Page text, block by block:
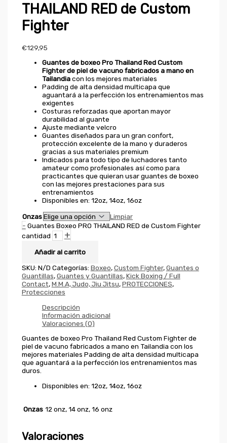
THAILAND RED de Custom
Fighter
€129,95
Guantes de boxeo Pro Thailand Red Custom
Fighter de piel de vacuno fabricados a mano en
Tailandiacon los mejores materiales
Padding de alta densidad multicapa que
aguantará a la perfección los entrenamientos mas
exigentes
Costuras reforzadas que aportan mayor
durabilidad al guante
Ajuste mediante velcro
Guantes diseñados para un gran confort,
protección excelente de la mano y duraderos
gracias a sus materiales premium
Indicados para todo tipo de luchadores tanto
amateur como profesionales así como para
practicantes que quieran usar guantes de boxeo
con las mejores prestaciones para sus
entrenamientos
Disponibles en: 12oz, 14oz, 16oz
Onzas
Limpiar
- Guantes Boxeo PRO THAILAND RED de Custom Fighter
cantidad
+
Añadir al carrito
SKU: N/D Categorías: Boxeo,Custom Fighter,Guantes o
Guantillas,Guantes y Guantillas,Kick Boxing / Full
Contact,M.M.A, Judo, Jiu Jitsu,PROTECCIONES,
Protecciones
Descripción
Información adicional
Valoraciones (0)
Guantes de boxeo Pro Thailand Red Custom Fighter de
piel de vacuno fabricados a mano en Tailandia con los
mejores materiales Padding de alta densidad multicapa
que aguantará a la perfección los entrenamientos mas
duros.
Disponibles en: 12oz, 14oz, 16oz
Onzas 12 onz, 14 onz, 16 onz
Valoraciones